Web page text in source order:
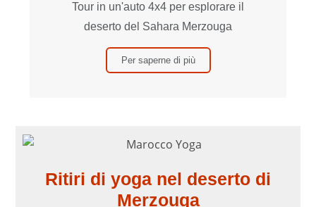
Tour in un'auto 4x4 per esplorare il
deserto del Sahara Merzouga
Per saperne di più
Ritiri di yoga nel deserto di
Merzouga